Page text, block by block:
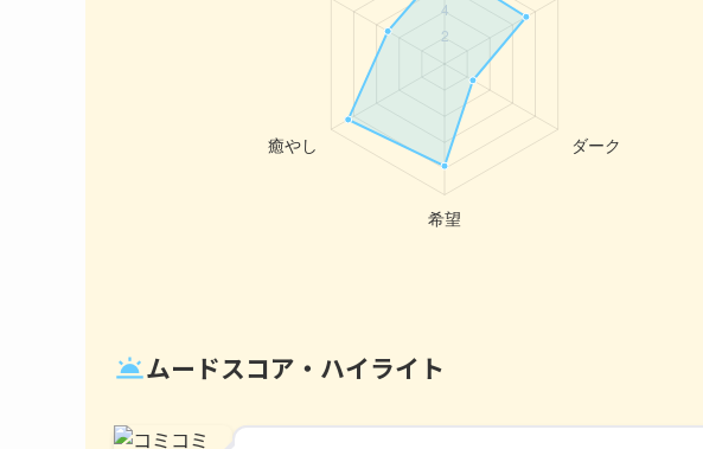
wb_twilightムードスコア・ハイライト